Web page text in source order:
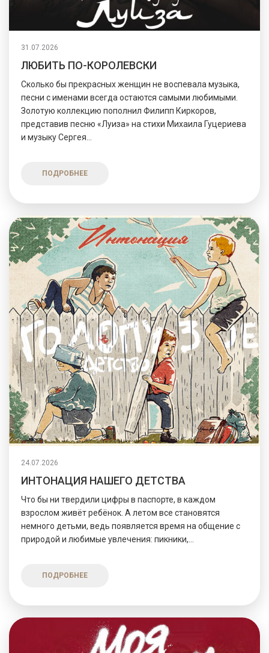
31.07.2026
ЛЮБИТЬ ПО-КОРОЛЕВСКИ
Сколько бы прекрасных женщин не воспевала музыка,
песни с именами всегда остаются самыми любимыми.
Золотую коллекцию пополнил Филипп Киркоров,
представив песню «Луиза» на стихи Михаила Гуцериева
и музыку Сергея...
ПОДРОБНЕЕ
24.07.2026
ИНТОНАЦИЯ НАШЕГО ДЕТСТВА
Что бы ни твердили цифры в паспорте, в каждом
взрослом живёт ребёнок. А летом все становятся
немного детьми, ведь появляется время на общение с
природой и любимые увлечения: пикники,...
ПОДРОБНЕЕ